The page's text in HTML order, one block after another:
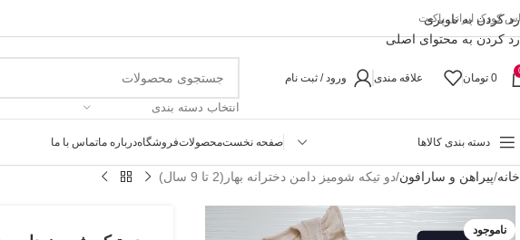
رد کردن به ناوبری
رد کردن به محتوای اصلی
کودک ایرانی پاکیت
0 تومان علاقه مندی ورود / ثبت نام
انتخاب دسته بندی
دسته بندی کالاها صفحه نخستمحصولاتفروشگاهدرباره ماتماس با ما
خانه پیراهن و سارافون دو تیکه شومیز دامن دخترانه بهار(2 تا 9 سال)
ناموجود